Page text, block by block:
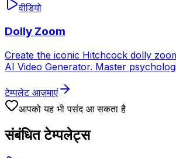
वीडियो
Dolly Zoom
Create the iconic Hitchcock dolly
AI Video Generator. Master
टेम्पलेट आज़माएं
आपको यह भी पसंद आ सकता है
संबंधित टेम्पलेट्स